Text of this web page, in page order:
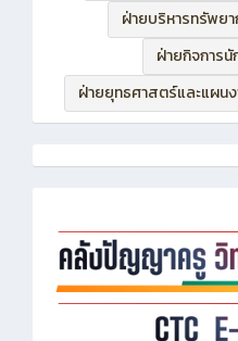
ฝ่ายบริหารทรัพยา
ฝ่ายกิจการ
ฝ่ายยุทธศาสตร์และแผน